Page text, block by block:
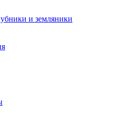
и земляники